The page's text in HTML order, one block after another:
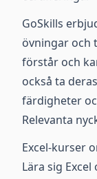
GoSkills
övningar och
förstår och
också ta
färdigheter
Relevanta
Excel-kurser
Lära sig Excel